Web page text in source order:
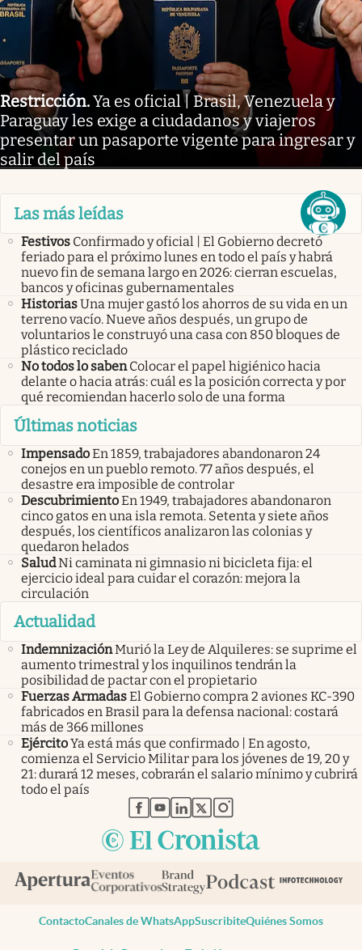
Restricción.Ya es oficial | Brasil, Venezuela y
Paraguay les exige a ciudadanos y viajeros
presentar un pasaporte vigente para ingresar y
salir del país
Las más leídas
Festivos Confirmado y oficial | El Gobierno decretó
feriado para el próximo lunes en todo el país y habrá
nuevo fin de semana largo en 2026: cierran escuelas,
bancos y oficinas gubernamentales
HistoriasUna mujer gastó los ahorros de su vida en un
terreno vacío. Nueve años después, un grupo de
voluntarios le construyó una casa con 850 bloques de
plástico reciclado
No todos lo saben Colocar el papel higiénico hacia
delante o hacia atrás: cuál es la posición correcta y por
qué recomiendan hacerlo solo de una forma
Últimas noticias
ImpensadoEn 1859, trabajadores abandonaron 24
conejos en un pueblo remoto. 77 años después, el
desastre era imposible de controlar
DescubrimientoEn 1949, trabajadores abandonaron
cinco gatos en una isla remota. Setenta y siete años
después, los científicos analizaron las colonias y
quedaron helados
SaludNi caminata ni gimnasio ni bicicleta fija: el
ejercicio ideal para cuidar el corazón: mejora la
circulación
Actualidad
IndemnizaciónMurió la Ley de Alquileres: se suprime el
aumento trimestral y los inquilinos tendrán la
posibilidad de pactar con el propietario
Fuerzas ArmadasEl Gobierno compra 2 aviones KC-390
fabricados en Brasil para la defensa nacional: costará
más de 366 millones
EjércitoYa está más que confirmado | En agosto,
comienza el Servicio Militar para los jóvenes de 19, 20 y
21: durará 12 meses, cobrarán el salario mínimo y cubrirá
todo el país
abre en nueva pestaña
abre en nueva pestaña
abre en nueva pestaña
abre en nueva pestaña
abre en nueva pestaña
ContactoCanales de WhatsAppSuscribiteQuiénes Somos